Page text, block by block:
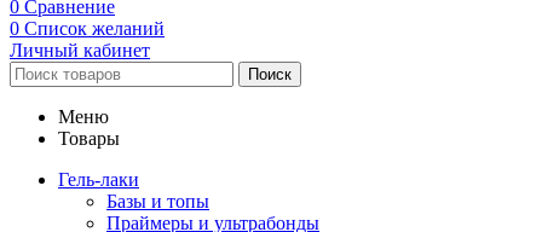
0 Сравнение
0 Список желаний
Личный кабинет
Поиск
Меню
Товары
Гель-лаки
Базы и топы
Праймеры и ультрабонды